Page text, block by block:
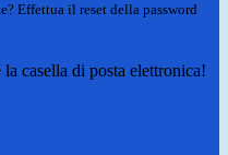
Effettua il reset della password
casella di posta elettronica!